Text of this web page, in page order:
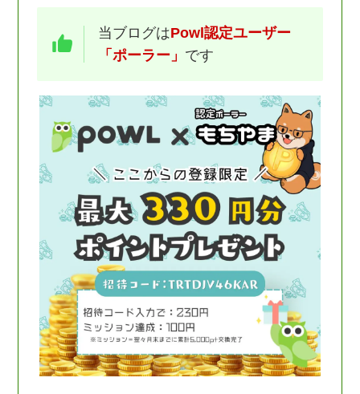
当ブログはPowl認定ユーザー
「ポーラー」 です